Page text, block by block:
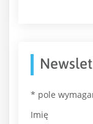
* pole
Imię